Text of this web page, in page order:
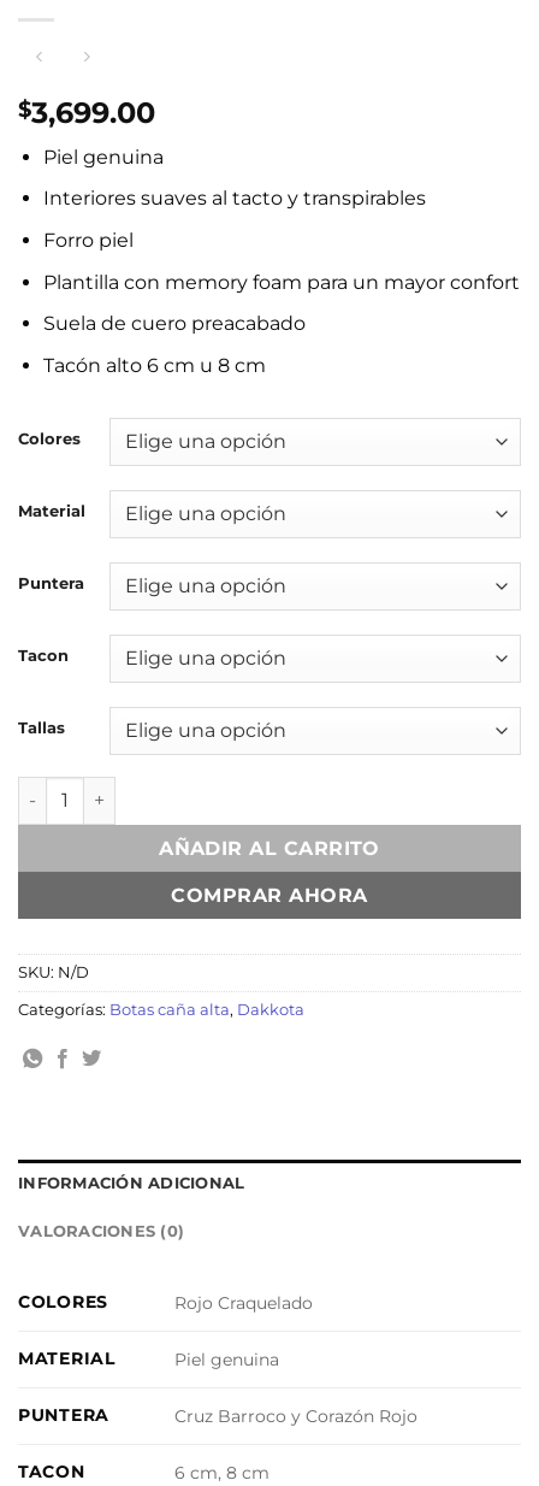
$3,699.00
Piel genuina
Interiores suaves al tacto y transpirables
Forro piel
Plantilla con memory foam para un mayor confort
Suela de cuero preacabado
Tacón alto 6 cm u 8 cm
Colores
Material
Puntera
Tacon
Tallas
Aitana Piel Genuina Craquelado Rojo Quemado con
AÑADIR AL CARRITO
COMPRAR AHORA
SKU: N/D
Categorías: Botas caña alta, Dakkota
INFORMACIÓN ADICIONAL
VALORACIONES (0)
COLORES Rojo Craquelado
MATERIAL Piel genuina
PUNTERA Cruz Barroco y Corazón Rojo
TACON 6 cm, 8 cm